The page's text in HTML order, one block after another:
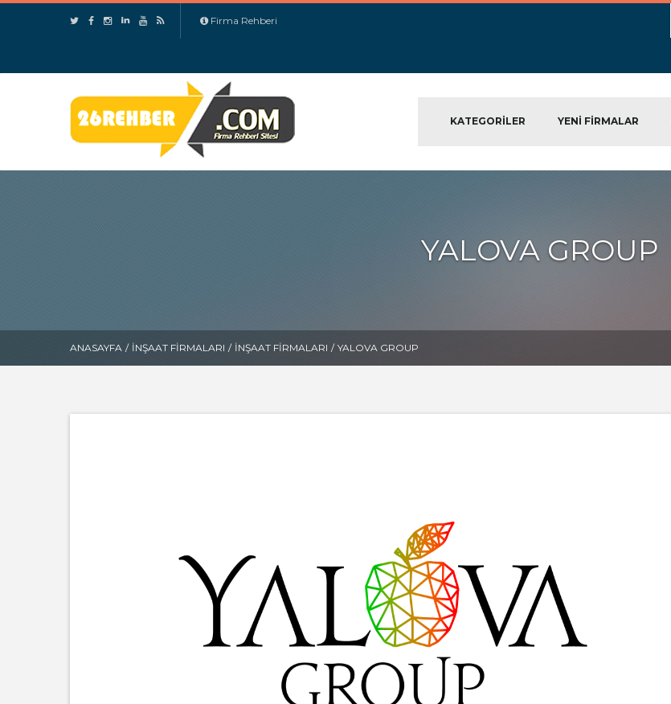
Firma Rehberi
KATEGORILER YENI FIRMALAR
YALOVA GROUP
ANASAYFA / İNŞAAT FIRMALARI / İNŞAAT FIRMALARI / YALOVA GROUP